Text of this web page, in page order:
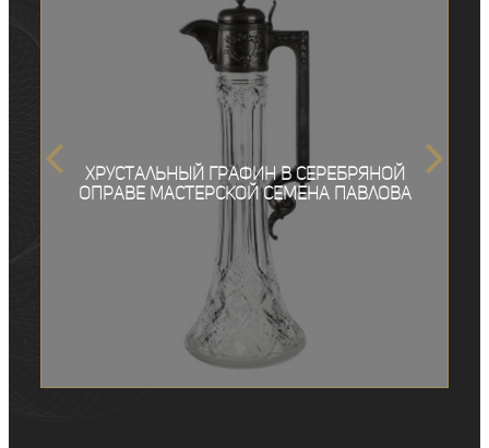
Хрустальный графин в серебряной
оправе мастерской Семена Павлова